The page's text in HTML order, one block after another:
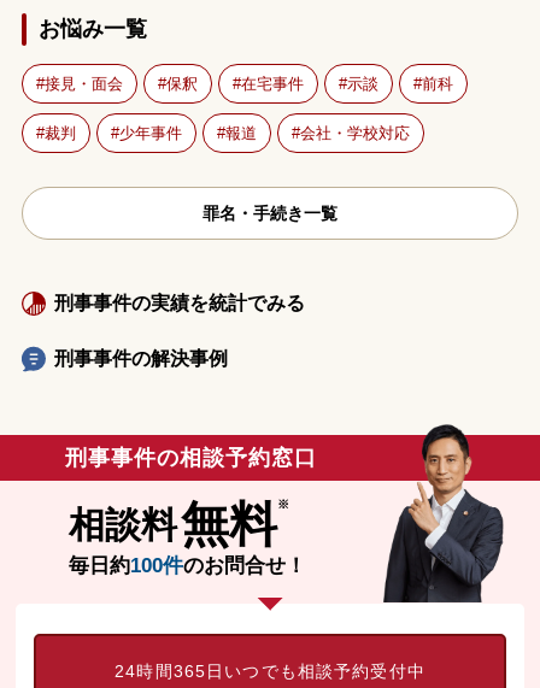
お悩み一覧
接見・面会 保釈 在宅事件 示談 前科
裁判 少年事件 報道 会社・学校対応
罪名・手続き一覧
刑事事件の実績を統計でみる
刑事事件の解決事例
刑事事件の相談予約窓口
相談料無料
毎日約100件のお問合せ！
24時間365日いつでも相談予約受付中